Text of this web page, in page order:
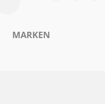
MARKEN